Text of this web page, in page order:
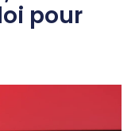
pour